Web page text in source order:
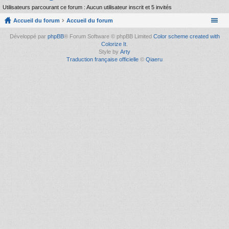
Utilisateurs parcourant ce forum : Aucun utilisateur inscrit et 5 invités
Accueil du forum Accueil du forum
Développé par phpBB® Forum Software © phpBB Limited Color scheme created with
Colorize It.
Style by Arty
Traduction française officielle © Qiaeru